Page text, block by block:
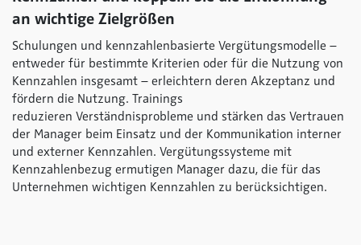
an wichtige Zielgrößen
Schulungen und kennzahlenbasierte Vergütungsmodelle –
entweder für bestimmte Kriterien oder für die Nutzung von
Kennzahlen insgesamt – erleichtern deren Akzeptanz und
fördern die Nutzung. Trainings
reduzieren Verständnisprobleme und stärken das Vertrauen
der Manager beim Einsatz und der Kommunikation interner
und externer Kennzahlen. Vergütungssysteme mit
Kennzahlenbezug ermutigen Manager dazu, die für das
Unternehmen wichtigen Kennzahlen zu berücksichtigen.